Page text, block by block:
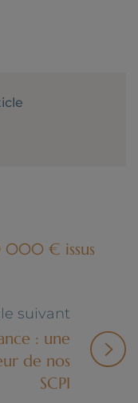
000 € issus
suivant
: une
de nos
SCPI